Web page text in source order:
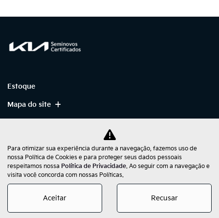
Estoque
Mapa do site
No trânsito, enxergar o outro salva vidas.
Para otimizar sua experiência durante a navegação, fazemos uso de
nossa Política de Cookies e para proteger seus dados pessoais
respeitamos nossa Política de Privacidade. Ao seguir com a navegação e
visita você concorda com nossas Políticas.
Aceitar Recusar